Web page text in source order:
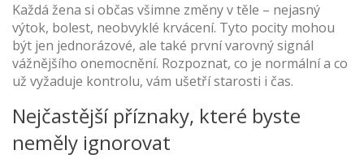
Každá žena si občas všimne změny v těle – nejasný
výtok, bolest, neobvyklé krvácení. Tyto pocity mohou
být jen jednorázové, ale také první varovný signál
vážnějšího onemocnění. Rozpoznat, co je normální a co
už vyžaduje kontrolu, vám ušetří starosti i čas.
Nejčastější příznaky, které byste
neměly ignorovat